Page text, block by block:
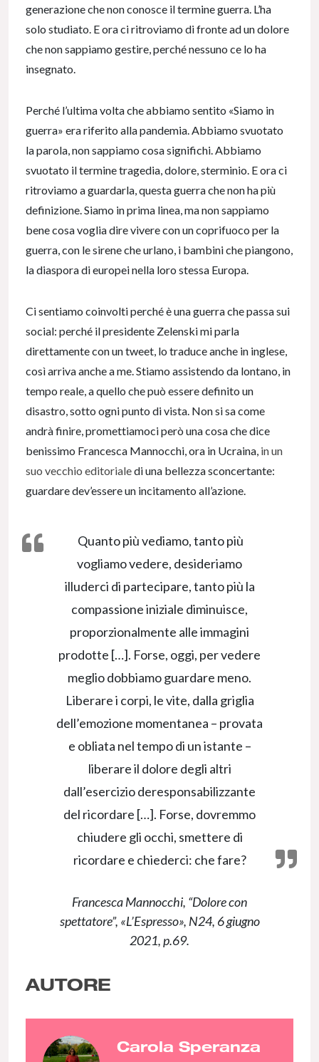
generazione che non conosce il termine guerra. L’ha
solo studiato. E ora ci ritroviamo di fronte ad un dolore
che non sappiamo gestire, perché nessuno ce lo ha
insegnato.
Perché l’ultima volta che abbiamo sentito «Siamo in
guerra» era riferito alla pandemia. Abbiamo svuotato
la parola, non sappiamo cosa significhi. Abbiamo
svuotato il termine tragedia, dolore, sterminio. E ora ci
ritroviamo a guardarla, questa guerra che non ha più
definizione. Siamo in prima linea, ma non sappiamo
bene cosa voglia dire vivere con un coprifuoco per la
guerra, con le sirene che urlano, i bambini che piangono,
la diaspora di europei nella loro stessa Europa.
Ci sentiamo coinvolti perché è una guerra che passa sui
social: perché il presidente Zelenski mi parla
direttamente con un tweet, lo traduce anche in inglese,
così arriva anche a me. Stiamo assistendo da lontano, in
tempo reale, a quello che può essere definito un
disastro, sotto ogni punto di vista. Non si sa come
andrà finire, promettiamoci però una cosa che dice
benissimo Francesca Mannocchi, ora in Ucraina, in un
suo vecchio editorialedi una bellezza sconcertante:
guardare dev’essere un incitamento all’azione.
Quanto più vediamo, tanto più
vogliamo vedere, desideriamo
illuderci di partecipare, tanto più la
compassione iniziale diminuisce,
proporzionalmente alle immagini
prodotte […]. Forse, oggi, per vedere
meglio dobbiamo guardare meno.
Liberare i corpi, le vite, dalla griglia
dell’emozione momentanea – provata
e obliata nel tempo di un istante –
liberare il dolore degli altri
dall’esercizio deresponsabilizzante
del ricordare […]. Forse, dovremmo
chiudere gli occhi, smettere di
ricordare e chiederci: che fare?
Francesca Mannocchi, “Dolore con
spettatore”, «L’Espresso», N24, 6 giugno
2021, p.69.
AUTORE
Carola Speranza